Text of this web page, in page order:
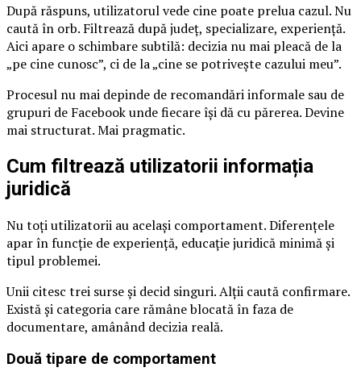
După răspuns, utilizatorul vede cine poate prelua cazul. Nu
caută în orb. Filtrează după județ, specializare, experiență.
Aici apare o schimbare subtilă: decizia nu mai pleacă de la
„pe cine cunosc”, ci de la „cine se potrivește cazului meu”.
Procesul nu mai depinde de recomandări informale sau de
grupuri de Facebook unde fiecare își dă cu părerea. Devine
mai structurat. Mai pragmatic.
Cum filtrează utilizatorii informația
juridică
Nu toți utilizatorii au același comportament. Diferențele
apar în funcție de experiență, educație juridică minimă și
tipul problemei.
Unii citesc trei surse și decid singuri. Alții caută confirmare.
Există și categoria care rămâne blocată în faza de
documentare, amânând decizia reală.
Două tipare de comportament